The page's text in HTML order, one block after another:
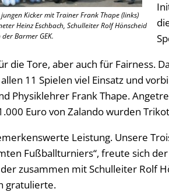
jungen Kicker mit Trainer Frank Thape (links)
Heinz Eschbach, Schulleiter Rolf Hönscheid
Barmer GEK.
die Tore, aber auch für Fairness.
11 Spielen viel Einsatz und
Physiklehrer Frank Thape.
Euro von Zalando wurden
Leistung. Unsere
Fußballturniers“, freute sich
zusammen mit Schulleiter Rolf
gratulierte.